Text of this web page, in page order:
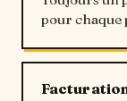
pour chaque